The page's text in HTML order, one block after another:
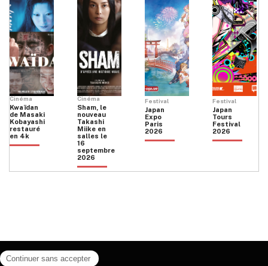
Cinéma
Kwaïdan
de Masaki
Kobayashi
restauré
en 4k
Cinéma
Sham, le
nouveau
Takashi
Miike en
salles le
16
septembre
2026
Festival
Japan
Expo
Paris
2026
Festival
Japan
Tours
Festival
2026